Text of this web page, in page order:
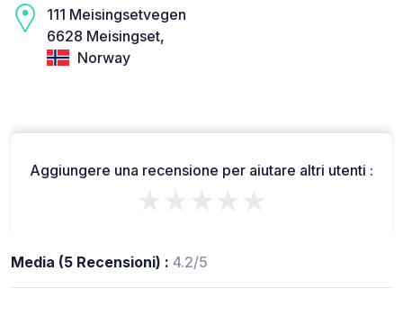
111 Meisingsetvegen
6628 Meisingset,
Norway
Aggiungere una recensione per aiutare altri utenti :
★★★★★
Media (5 Recensioni) : 4.2/5